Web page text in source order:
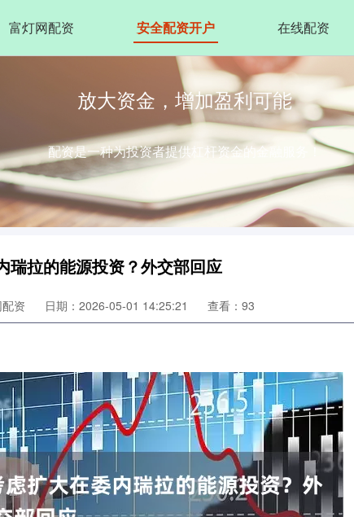
富灯网配资 安全配资开户 在线配资
放大资金，增加盈利可能
配资是一种为投资者提供杠杆资金的金融服务！
瑞拉的能源投资？外交部回应
资 日期：2026-05-01 14:25:21 查看：93